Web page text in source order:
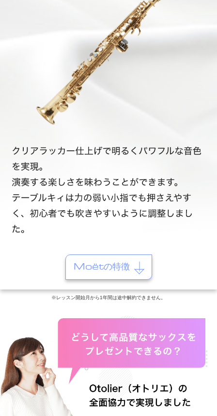
Moëtの特徴
※レッスン開始月から1年間は途中解約できません。